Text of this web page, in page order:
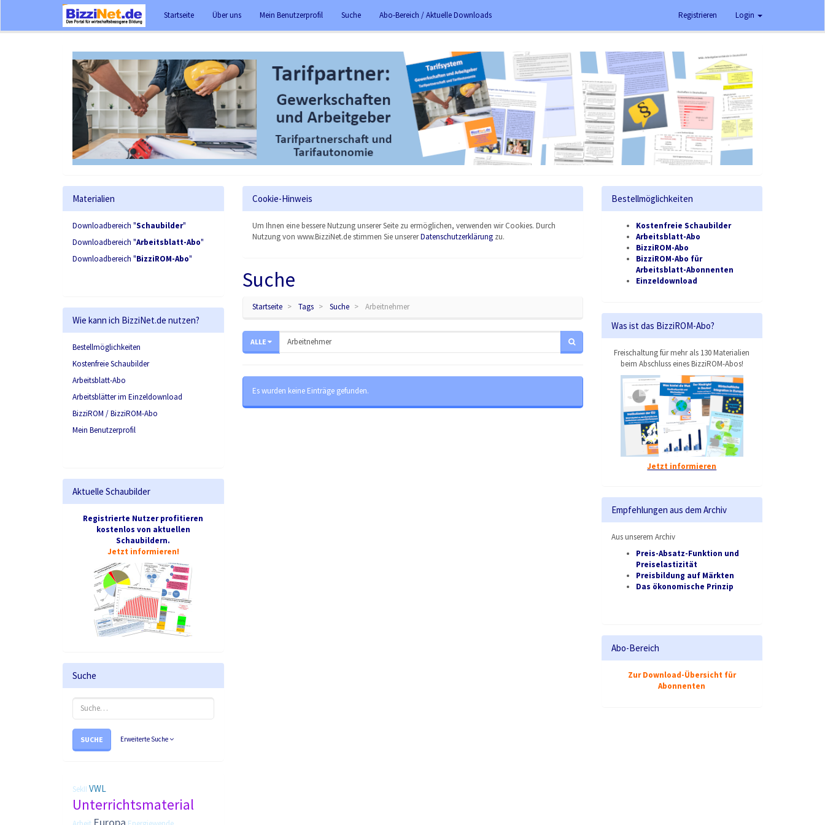
Startseite Über uns Mein Benutzerprofil Suche Abo-Bereich / Aktuelle Downloads Registrieren Login
Materialien
Downloadbereich "Schaubilder"
Downloadbereich "Arbeitsblatt-Abo"
Downloadbereich "BizziROM-Abo"
Wie kann ich BizziNet.de nutzen?
Bestellmöglichkeiten
Kostenfreie Schaubilder
Arbeitsblatt-Abo
Arbeitsblätter im Einzeldownload
BizziROM / BizziROM-Abo
Mein Benutzerprofil
Aktuelle Schaubilder
Registrierte Nutzer profitieren
kostenlos von aktuellen
Schaubildern.
Jetzt informieren!
Suche
SUCHE Erweiterte Suche
SekII VWL
Unterrichtsmaterial
Europa
Cookie-Hinweis
Um Ihnen eine bessere Nutzung unserer Seite zu ermöglichen, verwenden wir Cookies. Durch
Nutzung von www.BizziNet.de stimmen Sie unsererDatenschutzerklärungzu.
Suche
Startseite Tags Suche Arbeitnehmer
ALLE
Es wurden keine Einträge gefunden.
Bestellmöglichkeiten
Kostenfreie Schaubilder
Arbeitsblatt-Abo
BizziROM-Abo
BizziROM-Abo für
Arbeitsblatt-Abonnenten
Einzeldownload
Was ist das BizziROM-Abo?
Freischaltung für mehr als 130 Materialien
beim Abschluss eines BizziROM-Abos!
Jetzt informieren
Empfehlungen aus dem Archiv
Aus unserem Archiv
Preis-Absatz-Funktion und
Preiselastizität
Preisbildung auf Märkten
Das ökonomische Prinzip
Abo-Bereich
Zur Download-Übersicht für
Abonnenten